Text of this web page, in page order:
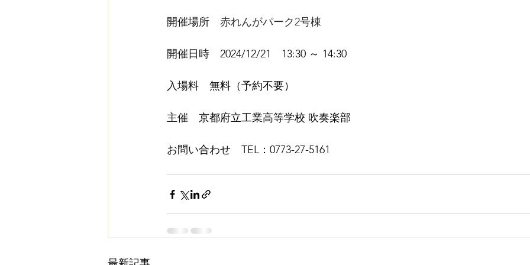
開催場所 赤れんがパーク2号棟
開催日時 2024/12/21　13:30 ～ 14:30
入場料 無料（予約不要）
主催 京都府立工業高等学校 吹奏楽部
お問い合わせ TEL：0773-27-5161